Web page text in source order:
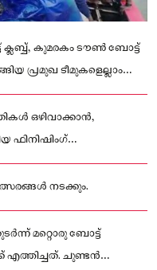
കുമരകം ടൗൺ ബോട്ട്
പ്രമുഖ ടീമുകളെല്ലാം
ഒഴിവാക്കാൻ,
നടക്കും.
മറ്റൊരു ബോട്ട്
എത്തിച്ചത്. ചുണ്ടൻ